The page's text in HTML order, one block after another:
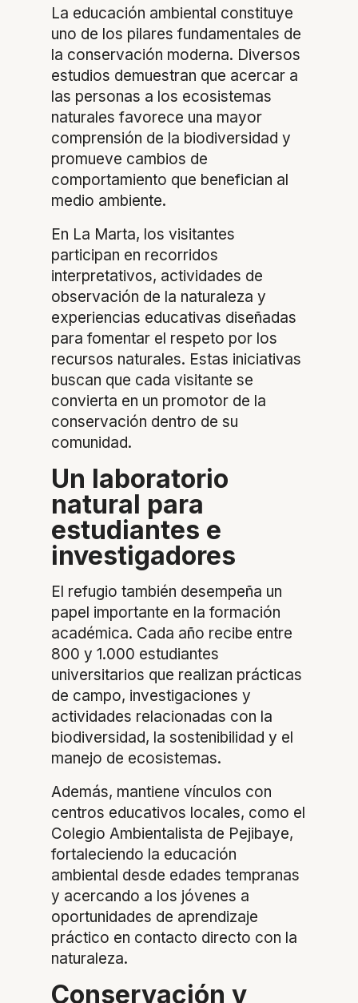
La educación ambiental constituye
uno de los pilares fundamentales de
la conservación moderna. Diversos
estudios demuestran que acercar a
las personas a los ecosistemas
naturales favorece una mayor
comprensión de la biodiversidad y
promueve cambios de
comportamiento que benefician al
medio ambiente.
En La Marta, los visitantes
participan en recorridos
interpretativos, actividades de
observación de la naturaleza y
experiencias educativas diseñadas
para fomentar el respeto por los
recursos naturales. Estas iniciativas
buscan que cada visitante se
convierta en un promotor de la
conservación dentro de su
comunidad.
Un laboratorio
natural para
estudiantes e
investigadores
El refugio también desempeña un
papel importante en la formación
académica. Cada año recibe entre
800 y 1.000 estudiantes
universitarios que realizan prácticas
de campo, investigaciones y
actividades relacionadas con la
biodiversidad, la sostenibilidad y el
manejo de ecosistemas.
Además, mantiene vínculos con
centros educativos locales, como el
Colegio Ambientalista de Pejibaye,
fortaleciendo la educación
ambiental desde edades tempranas
y acercando a los jóvenes a
oportunidades de aprendizaje
práctico en contacto directo con la
naturaleza.
Conservación y